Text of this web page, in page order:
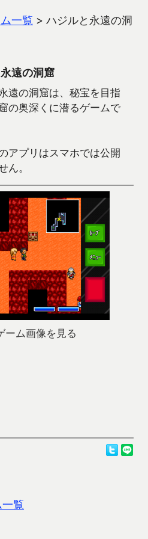
一覧 > ハジルと永遠の洞
遠の洞窟
遠の洞窟は、秘宝を目指
の奥深くに潜るゲームで
アプリはスマホでは公開
ん。
ーム画像を見る
の詳細説明です。更新情
にしてください。
常に多彩で、ローグライ
との戦いを勝ち抜くため
ウンロードを行ってくだ
ません。公開まで少しお
覧